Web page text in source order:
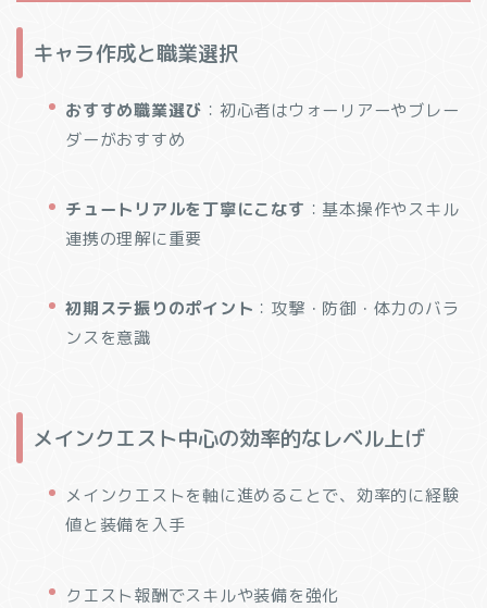
キャラ作成と職業選択
おすすめ職業選び ：初心者はウォーリアーやブレー
ダーがおすすめ
チュートリアルを丁寧にこなす ：基本操作やスキル
連携の理解に重要
初期ステ振りのポイント ：攻撃・防御・体力のバラ
ンスを意識
メインクエスト中心の効率的なレベル上げ
メインクエストを軸に進めることで、効率的に経験
値と装備を入手
クエスト報酬でスキルや装備を強化